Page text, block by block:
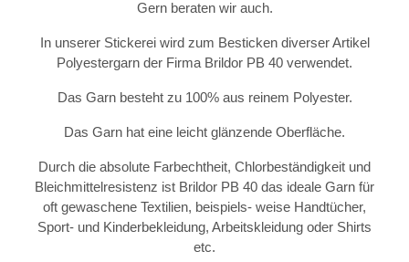
Gern beraten wir auch.
In unserer Stickerei wird zum Besticken diverser Artikel
Polyestergarn der Firma Brildor PB 40 verwendet.
Das Garn besteht zu 100% aus reinem Polyester.
Das Garn hat eine leicht glänzende Oberfläche.
Durch die absolute Farbechtheit, Chlorbeständigkeit und
Bleichmittelresistenz ist Brildor PB 40 das ideale Garn für
oft gewaschene Textilien, beispiels- weise Handtücher,
Sport- und Kinderbekleidung, Arbeitskleidung oder Shirts
etc.